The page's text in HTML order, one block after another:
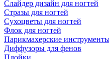
Слайдер дизайн для ногтей
Стразы для ногтей
Сухоцветы для ногтей
Флок для ногтей
Парикмахерские
Диффузоры для фенов
Плойки